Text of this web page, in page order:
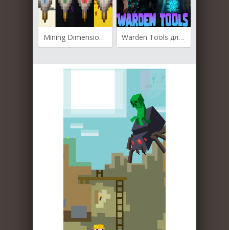
Mining Dimensions для Майнкрафт [1.20.4, 1.20.1, 1.19.3] Warden Tools для Майнкрафт [1.20.4, 1.20.2, 1.20.1]